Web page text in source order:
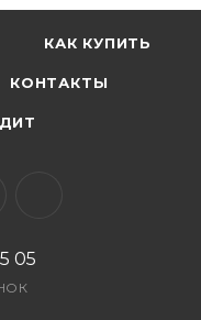
КАК КУПИТЬ
КОНТАКТЫ
05